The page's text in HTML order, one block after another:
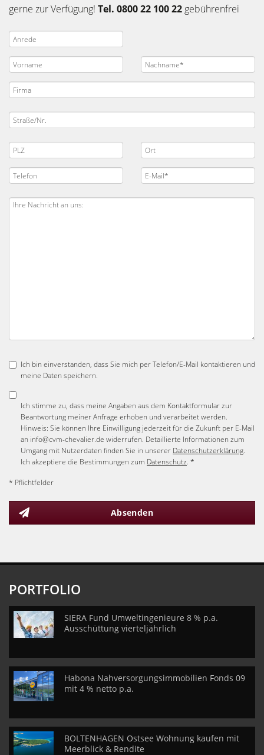
gerne zur Verfügung! Tel. 0800 22 100 22 gebührenfrei
Ich bin einverstanden, dass Sie mich per Telefon/E-Mail kontaktieren und
meine Daten speichern.
Ich stimme zu, dass meine Angaben aus dem Kontaktformular zur
Beantwortung meiner Anfrage erhoben und verarbeitet werden.
Hinweis: Sie können Ihre Einwilligung jederzeit für die Zukunft per E-Mail
an info@cvm-chevalier.de widerrufen. Detaillierte Informationen zum
Umgang mit Nutzerdaten finden Sie in unserer Datenschutzerklärung.
Ich akzeptiere die Bestimmungen zum Datenschutz. *
* Pflichtfelder
Absenden
PORTFOLIO
SIERA Fund Umweltingenieure 8 % p.a.
Ausschüttung vierteljährlich
Habona Nahversorgungsimmobilien Fonds 09
mit 4 % netto p.a.
BOLTENHAGEN Ostsee Wohnung kaufen mit
Meerblick & Rendite